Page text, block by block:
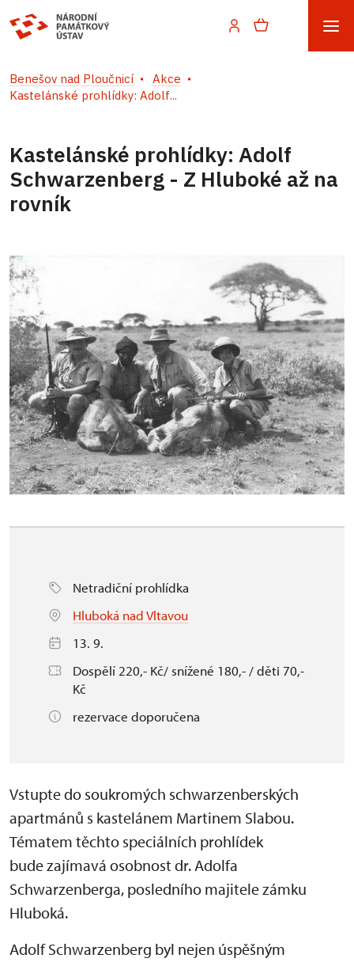
Benešov nad Ploučnicí
Akce
Kastelánské prohlídky: Adolf...
Kastelánské prohlídky: Adolf
Schwarzenberg - Z Hluboké až na
rovník
Netradiční prohlídka
Hluboká nad Vltavou
13. 9.
Dospělí 220,- Kč/ snížené 180,- / děti 70,-
Kč
rezervace doporučena
Vstupte do soukromých schwarzenberských
apartmánů s kastelánem Martinem Slabou.
Tématem těchto speciálních prohlídek
bude zajímavá osobnost dr. Adolfa
Schwarzenberga, posledního majitele zámku
Hluboká.
Adolf Schwarzenberg byl nejen úspěšným